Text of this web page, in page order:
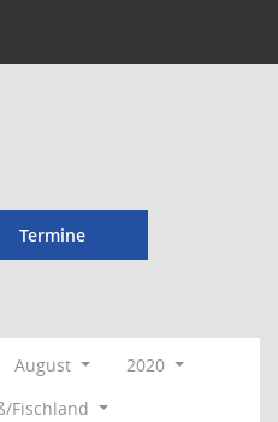
Termine
August
2020
Fischland